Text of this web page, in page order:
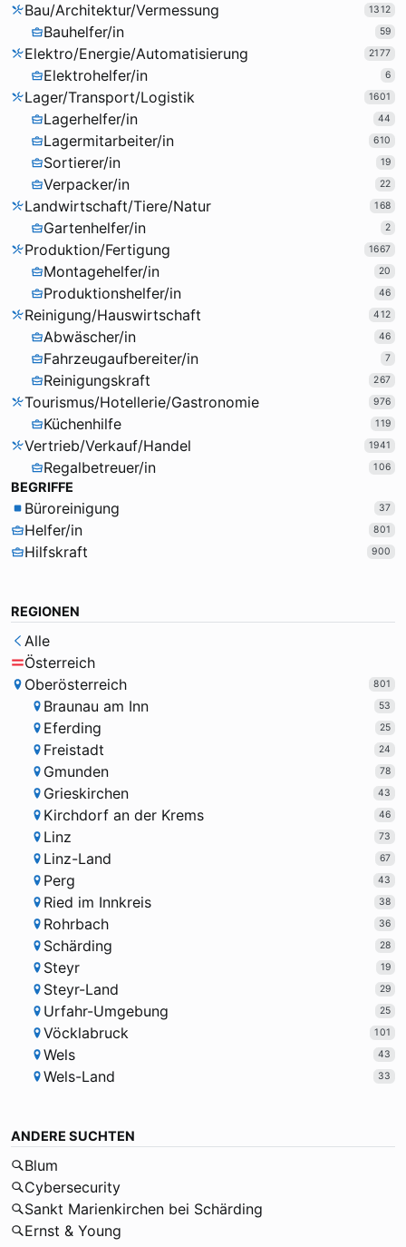
Bau/Architektur/Vermessung
1312
Bauhelfer/in 59
Elektro/Energie/Automatisierung 2177
Elektrohelfer/in 6
Lager/Transport/Logistik 1601
Lagerhelfer/in 44
Lagermitarbeiter/in 610
Sortierer/in 19
Verpacker/in 22
Landwirtschaft/Tiere/Natur 168
Gartenhelfer/in 2
Produktion/Fertigung 1667
Montagehelfer/in 20
Produktionshelfer/in 46
Reinigung/Hauswirtschaft 412
Abwäscher/in 46
Fahrzeugaufbereiter/in 7
Reinigungskraft 267
Tourismus/Hotellerie/Gastronomie 976
Küchenhilfe 119
Vertrieb/Verkauf/Handel 1941
Regalbetreuer/in 106
BEGRIFFE
Büroreinigung 37
Helfer/in 801
Hilfskraft 900
REGIONEN
Alle
Österreich
Oberösterreich
801
Braunau am Inn 53
Eferding 25
Freistadt 24
Gmunden 78
Grieskirchen 43
Kirchdorf an der Krems 46
Linz 73
Linz-Land 67
Perg 43
Ried im Innkreis 38
Rohrbach 36
Schärding 28
Steyr 19
Steyr-Land 29
Urfahr-Umgebung 25
Vöcklabruck 101
Wels 43
Wels-Land 33
ANDERE SUCHTEN
Blum
Cybersecurity
Sankt Marienkirchen bei Schärding
Ernst & Young